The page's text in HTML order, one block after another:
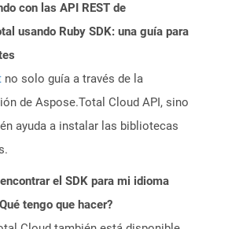
con las API REST de
usando Ruby SDK: una guía para
no solo guía a través de la
de Aspose.Total Cloud API, sino
ayuda a instalar las bibliotecas
el SDK para mi idioma
tengo que hacer?